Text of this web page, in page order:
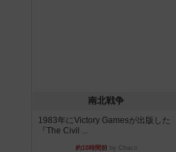
南北戦争
1983年にVictory Gamesが出版した
『The Civil ...
約10時間前by Chaco